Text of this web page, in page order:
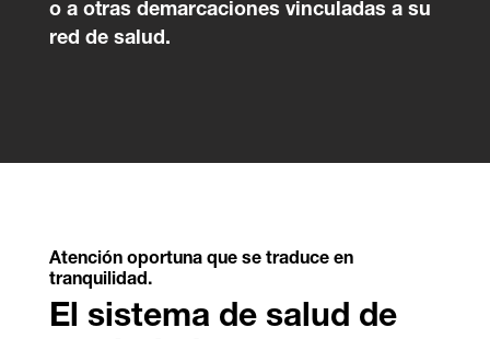
o a otras demarcaciones vinculadas a su
red de salud.
Atención oportuna que se traduce en
tranquilidad.
El sistema de salud de